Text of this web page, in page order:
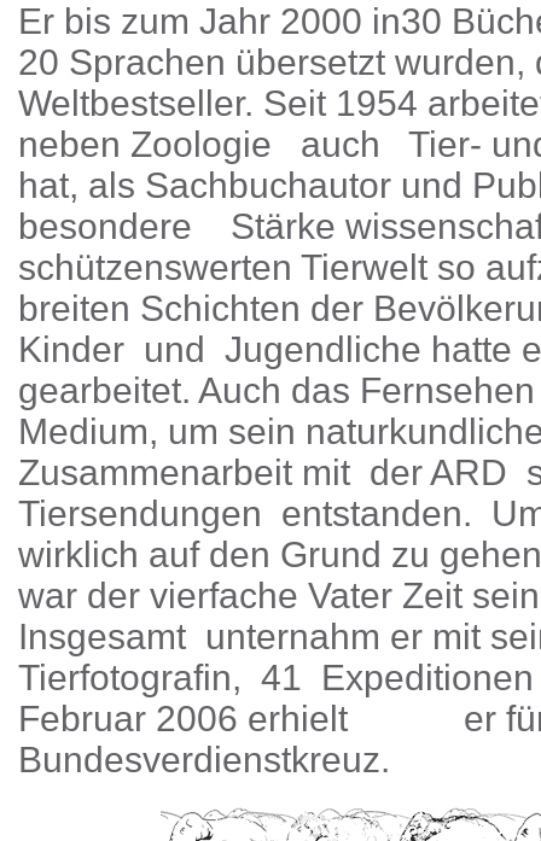
Er bis zum Jahr 2000 in30
20 Sprachen übersetzt wurden,
Weltbestseller. Seit 1954
neben Zoologie auch Tier-
hat, als Sachbuchautor und
besondere Stärke
schützenswerten Tierwelt so
breiten Schichten der
Kinder und Jugendliche hatte
gearbeitet. Auch das
Medium, um sein
Zusammenarbeit mit der ARD
Tiersendungen entstanden.
wirklich auf den Grund zu
war der vierfache Vater Zeit
Insgesamt unternahm er mit
Tierfotografin, 41
Februar 2006 erhielt er für
Bundesverdienstkreuz.